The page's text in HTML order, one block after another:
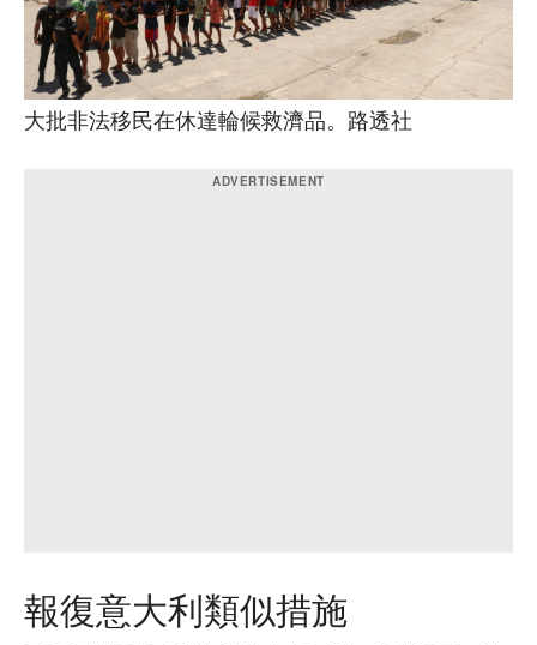
大批非法移民在休達輪候救濟品。路透社
報復意大利類似措施